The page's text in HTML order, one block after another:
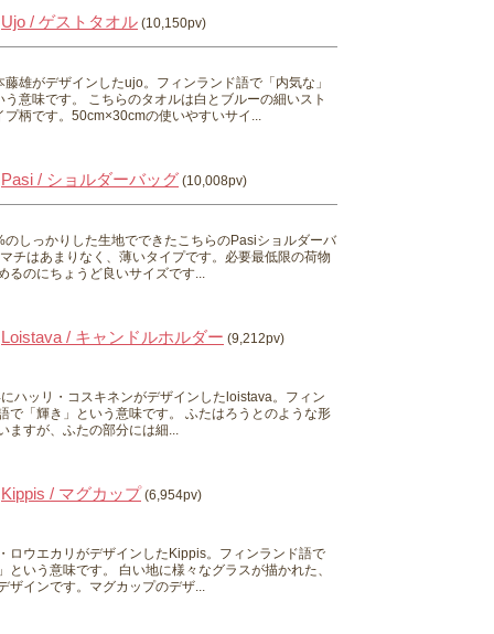
Ujo / ゲストタオル (10,150pv)
藤雄がデザインしたujo。フィンランド語で「内気な」
う意味です。 こちらのタオルは白とブルーの細いスト
プ柄です。50cm×30cmの使いやすいサイ...
Pasi / ショルダーバッグ (10,008pv)
のしっかりした生地でできたこちらのPasiショルダーバ
チはあまりなく、薄いタイプです。必要最低限の荷物
るのにちょうど良いサイズです...
Loistava / キャンドルホルダー (9,212pv)
ハッリ・コスキネンがデザインしたloistava。フィン
で「輝き」という意味です。 ふたはろうとのような形
ますが、ふたの部分には細...
Kippis / マグカップ (6,954pv)
ロウエカリがデザインしたKippis。フィンランド語で
という意味です。 白い地に様々なグラスが描かれた、
ザインです。マグカップのデザ...